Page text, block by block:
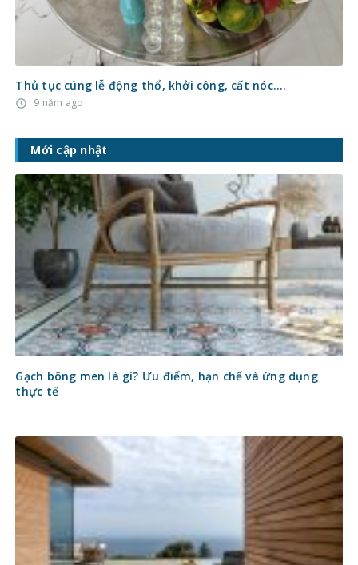
Thủ tục cúng lễ động thổ, khởi công, cất nóc….
access_time 9 năm ago
Mới cập nhật
Gạch bông men là gì? Ưu điểm, hạn chế và ứng dụng
thực tế